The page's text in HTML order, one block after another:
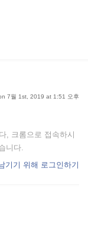
7월 1st, 2019 at 1:51 오후
, 크롬으로 접속하시
니다.
기기 위해 로그인하기